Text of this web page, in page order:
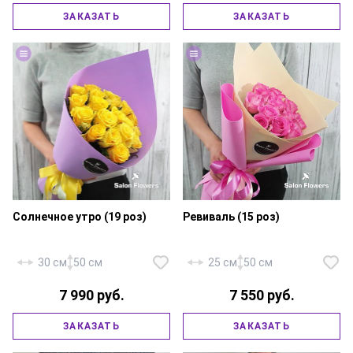
Роза «Россия Джумиля» — 5 шт.,
маттиола — 5 шт., фирменная
ЗАКАЗАТЬ
Роза «Эквадор Эксплорер» — 51
ЗАКАЗАТЬ
фирменная упаковка, атласная
Солнечное утро (19 роз)
30 см 50 см
7 990 руб.
ЗАКАЗАТЬ
Роза «Россия Ревиваль» — 15
шт., фирменная упаковка,
Ревиваль (15 роз)
25 см 50 см
7 550 руб.
ЗАКАЗАТЬ